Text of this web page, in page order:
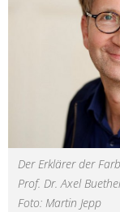
Der Erklärer der
Prof. Dr. Axel
Foto: Martin Jepp